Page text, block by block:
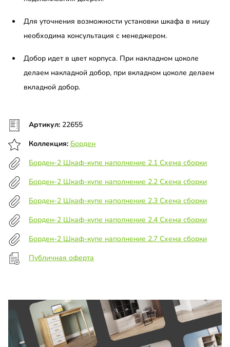
Для уточнения возможности установки шкафа в нишу
необходима консультация с менеджером.
Добор идет в цвет корпуса. При накладном цоколе
делаем накладной добор, при вкладном цоколе делаем
вкладной добор.
Артикул: 22655
Коллекция: Борден
Борден-2 Шкаф-купе наполнение 2.1 Схема сборки
Борден-2 Шкаф-купе наполнение 2.2 Схема сборки
Борден-2 Шкаф-купе наполнение 2.3 Схема сборки
Борден-2 Шкаф-купе наполнение 2.4 Схема сборки
Борден-2 Шкаф-купе наполнение 2.7 Схема сборки
Публичная оферта